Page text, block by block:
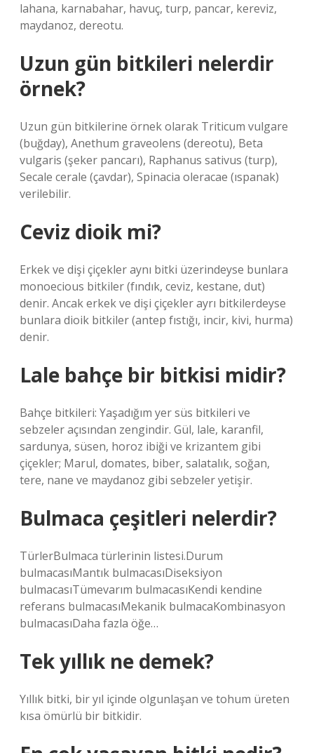
lahana, karnabahar, havuç, turp, pancar, kereviz,
maydanoz, dereotu.
Uzun gün bitkileri nelerdir
örnek?
Uzun gün bitkilerine örnek olarak Triticum vulgare
(buğday), Anethum graveolens (dereotu), Beta
vulgaris (şeker pancarı), Raphanus sativus (turp),
Secale cerale (çavdar), Spinacia oleracae (ıspanak)
verilebilir.
Ceviz dioik mi?
Erkek ve dişi çiçekler aynı bitki üzerindeyse bunlara
monoecious bitkiler (fındık, ceviz, kestane, dut)
denir. Ancak erkek ve dişi çiçekler ayrı bitkilerdeyse
bunlara dioik bitkiler (antep fıstığı, incir, kivi, hurma)
denir.
Lale bahçe bir bitkisi midir?
Bahçe bitkileri: Yaşadığım yer süs bitkileri ve
sebzeler açısından zengindir. Gül, lale, karanfil,
sardunya, süsen, horoz ibiği ve krizantem gibi
çiçekler; Marul, domates, biber, salatalık, soğan,
tere, nane ve maydanoz gibi sebzeler yetişir.
Bulmaca çeşitleri nelerdir?
TürlerBulmaca türlerinin listesi.Durum
bulmacasıMantık bulmacasıDiseksiyon
bulmacasıTümevarım bulmacasıKendi kendine
referans bulmacasıMekanik bulmacaKombinasyon
bulmacasıDaha fazla öğe…
Tek yıllık ne demek?
Yıllık bitki, bir yıl içinde olgunlaşan ve tohum üreten
kısa ömürlü bir bitkidir.